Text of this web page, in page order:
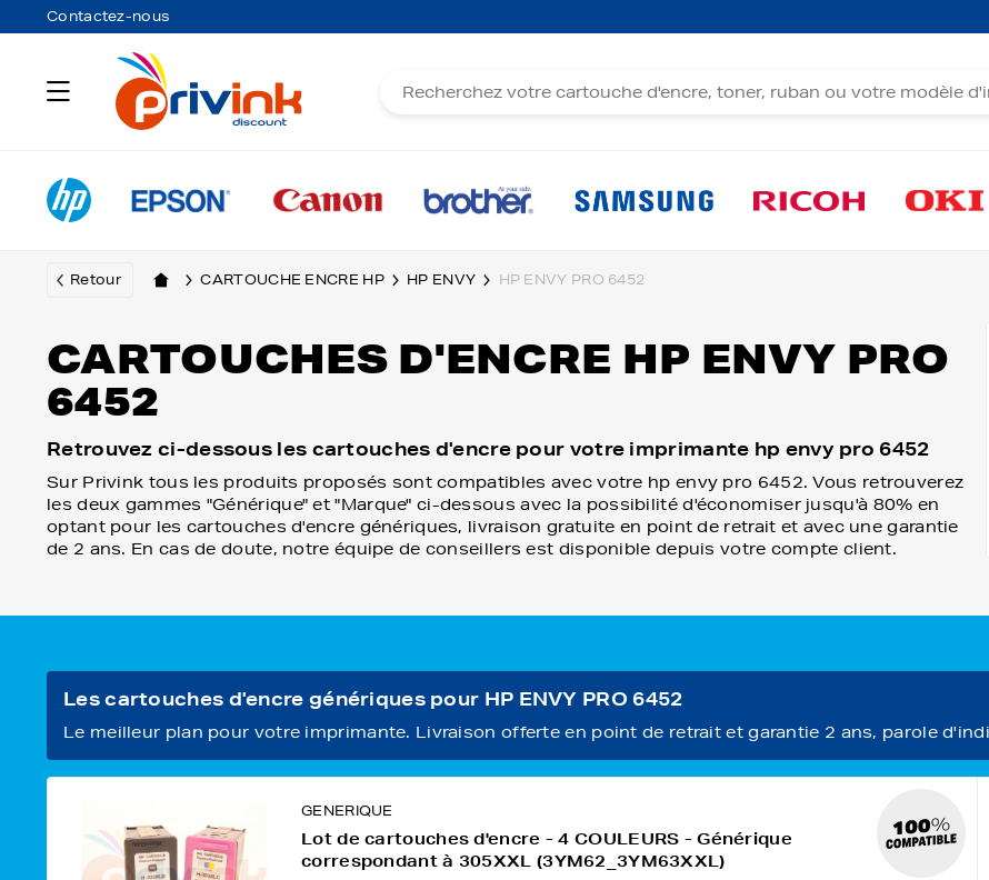
Contactez-nous
Retour CARTOUCHE ENCRE HP HP ENVY HP ENVY PRO 6452
CARTOUCHES D'ENCRE HP ENVY PRO
6452
Retrouvez ci-dessous les cartouches d'encre pour votre imprimante hp envy pro 6452
Sur Privink tous les produits proposés sont compatibles avec votre hp envy pro 6452. Vous retrouverez
les deux gammes "Générique" et "Marque" ci-dessous avec la possibilité d'économiser jusqu'à 80% en
optant pour les cartouches d'encre génériques, livraison gratuite en point de retrait et avec une garantie
de 2 ans. En cas de doute, notre équipe de conseillers est disponible depuis votre compte client.
Les cartouches d'encre génériques pour HP ENVY PRO 6452
Le meilleur plan pour votre imprimante. Livraison offerte en point de retrait et garantie 2 ans, parole
GENERIQUE
Lot de cartouches d'encre - 4 COULEURS - Générique
correspondant à 305XXL (3YM62_3YM63XXL)